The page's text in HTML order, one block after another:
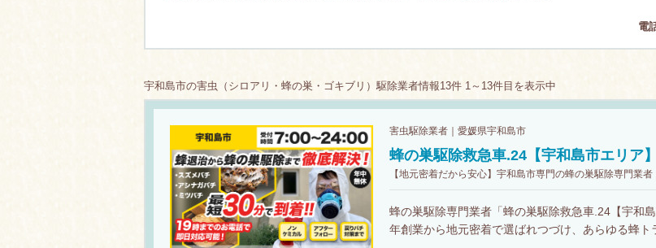
電
宇和島市の害虫（シロアリ・蜂の巣・ゴキブリ）駆除業者情報13件 1～13件目を表示中
害虫駆除業者｜愛媛県宇和島市
蜂の巣駆除救急車.24【宇和島市エリア】
【地元密着だから安心】宇和島市専門の蜂の巣駆除専門業者
蜂の巣駆除専門業者「蜂の巣駆除救急車.24【宇和
年創業から地元密着で選ばれつづけ、あらゆる蜂ト